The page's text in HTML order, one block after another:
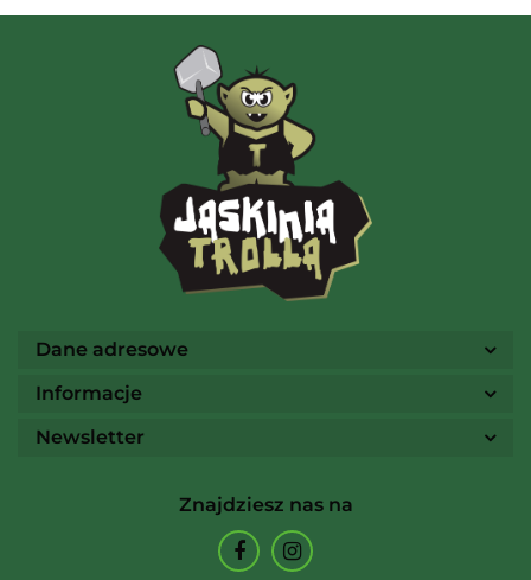
AMIGO Spiel
Ammo
Dane adresowe
Informacje
Newsletter
Znajdziesz nas na